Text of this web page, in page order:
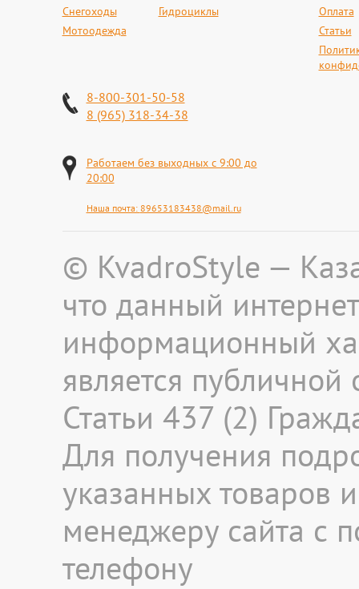
Снегоходы
Гидроциклы
Мотоодежда
Оплата
Статьи
8-800-301-50-58
8 (965) 318-34-38
Работаем без выходных с 9:00 до
20:00
Наша почта: 89653183438@mail.ru
© KvadroStyle —
что данный
информационный
является
Статьи 437 (2)
Для получения
указанных товаров
менеджеру сайта с
телефону